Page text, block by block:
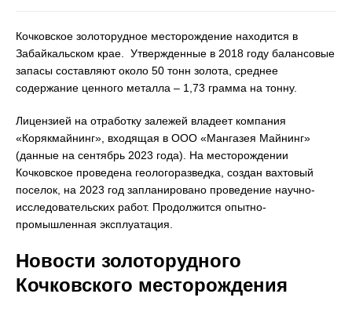
Кочковское золоторудное месторождение находится в
Забайкальском крае. Утвержденные в 2018 году балансовые
запасы составляют около 50 тонн золота, среднее
содержание ценного металла – 1,73 грамма на тонну.
Лицензией на отработку залежей владеет компания
«Корякмайнинг», входящая в ООО «Мангазея Майнинг»
(данные на сентябрь 2023 года). На месторождении
Кочковское проведена геологоразведка, создан вахтовый
поселок, на 2023 год запланировано проведение научно-
исследовательских работ. Продолжится опытно-
промышленная эксплуатация.
Новости золоторудного
Кочковского месторождения